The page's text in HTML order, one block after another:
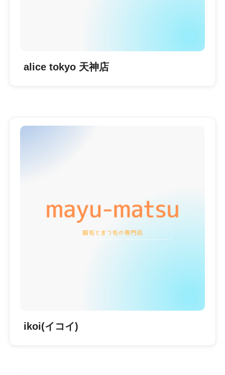
alice tokyo 天神店
ikoi(イコイ)